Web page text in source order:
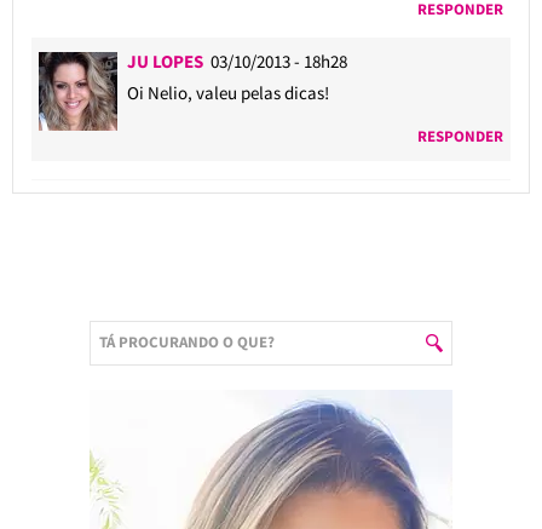
RESPONDER
JU LOPES 03/10/2013 - 18h28
Oi Nelio, valeu pelas dicas!
RESPONDER